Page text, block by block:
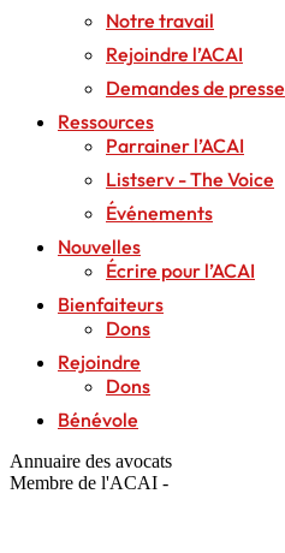
Notre travail
Rejoindre l’ACAI
Demandes de presse
Ressources
Parrainer l’ACAI
Listserv - The Voice
Événements
Nouvelles
Écrire pour l’ACAI
Bienfaiteurs
Dons
Rejoindre
Dons
Bénévole
Annuaire des avocats
Membre de l'ACAI -